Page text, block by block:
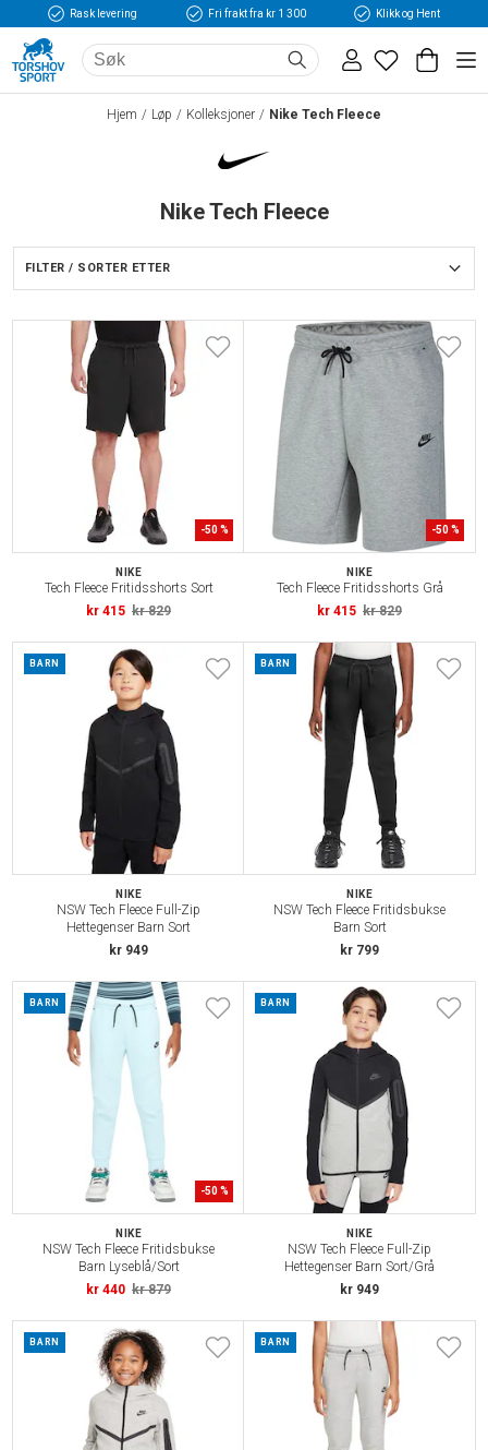
Rask levering Fri frakt fra kr 1 300 Klikk og Hent
Hjem Løp Kolleksjoner Nike Tech Fleece
Nike Tech Fleece
FILTER / SORTER ETTER
-50 %
NIKE
Tech Fleece Fritidsshorts Sort
kr 415 kr 829
-50 %
NIKE
Tech Fleece Fritidsshorts Grå
kr 415 kr 829
BARN
NIKE
NSW Tech Fleece Full-Zip
Hettegenser Barn Sort
kr 949
BARN
NIKE
NSW Tech Fleece Fritidsbukse
Barn Sort
kr 799
-50 %
BARN
NIKE
NSW Tech Fleece Fritidsbukse
Barn Lyseblå/Sort
kr 440 kr 879
BARN
NIKE
NSW Tech Fleece Full-Zip
Hettegenser Barn Sort/Grå
kr 949
BARN BARN